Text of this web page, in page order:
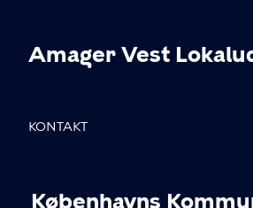
Københavns
Amager Vest
KONTAKT
info@avlu.dk